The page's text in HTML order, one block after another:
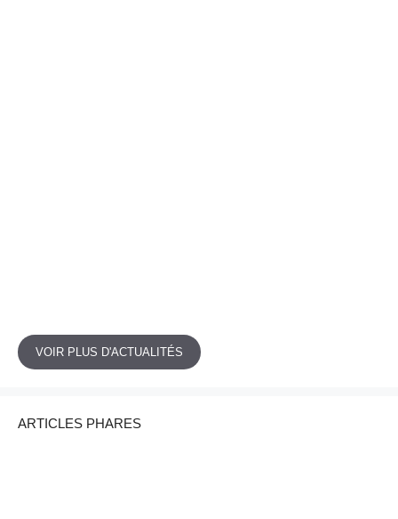
VOIR PLUS D'ACTUALITÉS
ARTICLES PHARES